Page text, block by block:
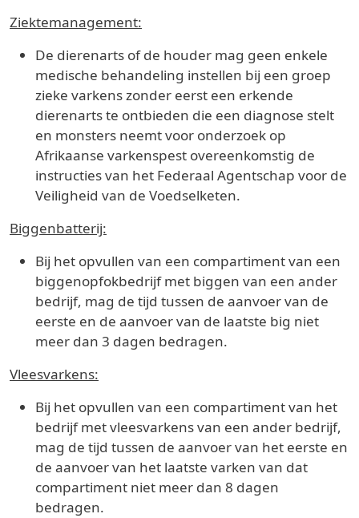
Ziektemanagement:
De dierenarts of de houder mag geen enkele
medische behandeling instellen bij een groep
zieke varkens zonder eerst een erkende
dierenarts te ontbieden die een diagnose stelt
en monsters neemt voor onderzoek op
Afrikaanse varkenspest overeenkomstig de
instructies van het Federaal Agentschap voor de
Veiligheid van de Voedselketen.
Biggenbatterij:
Bij het opvullen van een compartiment van een
biggenopfokbedrijf met biggen van een ander
bedrijf, mag de tijd tussen de aanvoer van de
eerste en de aanvoer van de laatste big niet
meer dan 3 dagen bedragen.
Vleesvarkens:
Bij het opvullen van een compartiment van het
bedrijf met vleesvarkens van een ander bedrijf,
mag de tijd tussen de aanvoer van het eerste en
de aanvoer van het laatste varken van dat
compartiment niet meer dan 8 dagen
bedragen.